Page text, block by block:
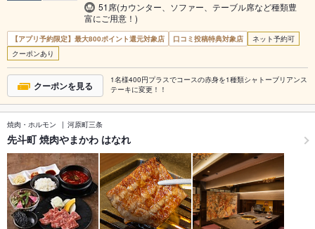
51席(カウンター、ソファー、テーブル席など種類豊
富にご用意！)
【アプリ予約限定】最大800ポイント還元対象店 口コミ投稿特典対象店
ネット予約可
クーポンあり
クーポンを見る
1名様400円プラスでコースの赤身を1種類シャトーブリアンス
テーキに変更！！
焼肉・ホルモン 河原町三条
先斗町 焼肉やまかわ はなれ